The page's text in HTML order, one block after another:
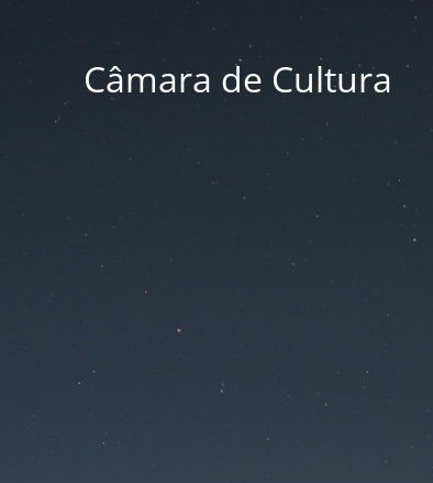
Câmara de Cultura